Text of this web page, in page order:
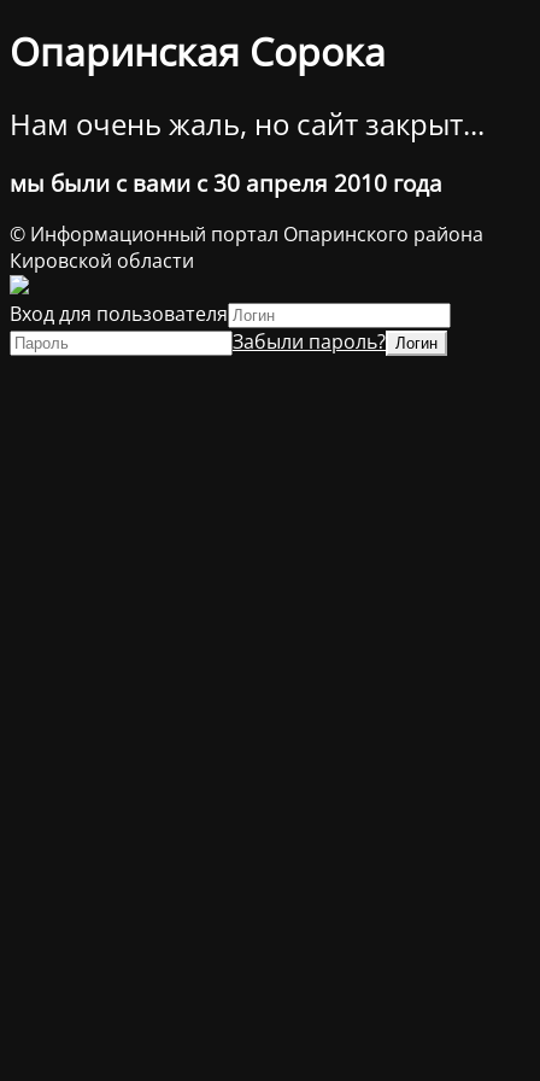
Опаринская Сорока
Нам очень жаль, но сайт закрыт...
мы были с вами с 30 апреля 2010 года
© Информационный портал Опаринского района
Кировской области
Вход для пользователя
Забыли пароль?